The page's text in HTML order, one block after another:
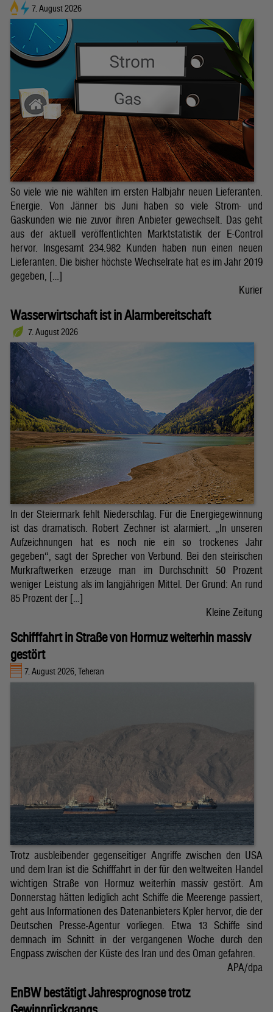
7. August 2026
So viele wie nie wählten im ersten Halbjahr neuen Lieferanten.
Energie. Von Jänner bis Juni haben so viele Strom- und
Gaskunden wie nie zuvor ihren Anbieter gewechselt. Das geht
aus der aktuell veröffentlichten Marktstatistik der E-Control
hervor. Insgesamt 234.982 Kunden haben nun einen neuen
Lieferanten. Die bisher höchste Wechselrate hat es im Jahr 2019
gegeben, […]
Kurier
Wasserwirtschaft ist in Alarmbereitschaft
7. August 2026
In der Steiermark fehlt Niederschlag. Für die Energiegewinnung
ist das dramatisch. Robert Zechner ist alarmiert. „In unseren
Aufzeichnungen hat es noch nie ein so trockenes Jahr
gegeben“, sagt der Sprecher von Verbund. Bei den steirischen
Murkraftwerken erzeuge man im Durchschnitt 50 Prozent
weniger Leistung als im langjährigen Mittel. Der Grund: An rund
85 Prozent der […]
Kleine Zeitung
Schifffahrt in Straße von Hormuz weiterhin massiv
gestört
7. August 2026, Teheran
Trotz ausbleibender gegenseitiger Angriffe zwischen den USA
und dem Iran ist die Schifffahrt in der für den weltweiten Handel
wichtigen Straße von Hormuz weiterhin massiv gestört. Am
Donnerstag hätten lediglich acht Schiffe die Meerenge passiert,
geht aus Informationen des Datenanbieters Kpler hervor, die der
Deutschen Presse-Agentur vorliegen. Etwa 13 Schiffe sind
demnach im Schnitt in der vergangenen Woche durch den
Engpass zwischen der Küste des Iran und des Oman gefahren.
APA/dpa
EnBW bestätigt Jahresprognose trotz